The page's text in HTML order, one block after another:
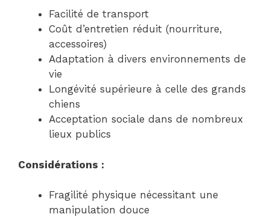
Facilité de transport
Coût d’entretien réduit (nourriture,
accessoires)
Adaptation à divers environnements de
vie
Longévité supérieure à celle des grands
chiens
Acceptation sociale dans de nombreux
lieux publics
Considérations :
Fragilité physique nécessitant une
manipulation douce